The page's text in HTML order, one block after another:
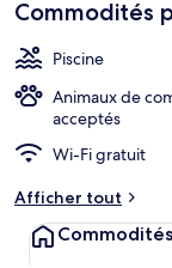
Commodités
Piscine
Animaux de
acceptés
Wi-Fi gratuit
Afficher tout